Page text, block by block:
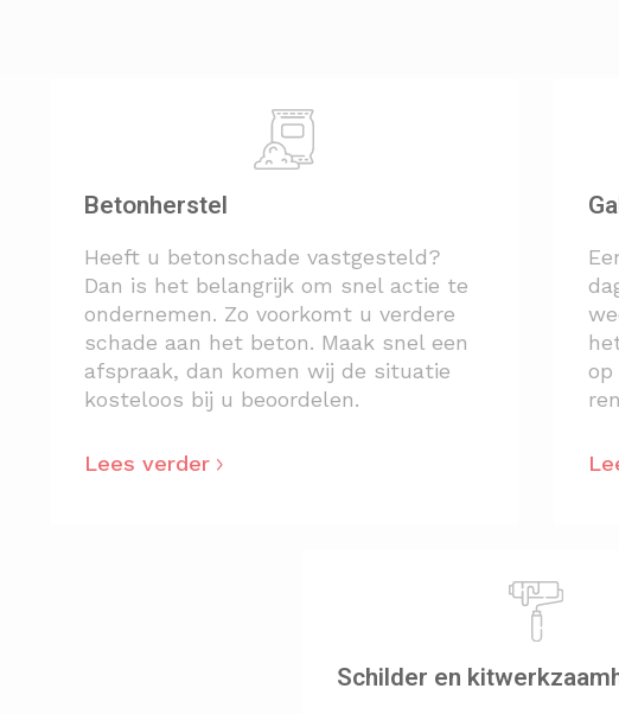
Betonherstel
Heeft u betonschade vastgesteld?
Dan is het belangrijk om snel actie te
ondernemen. Zo voorkomt u verdere
schade aan het beton. Maak snel een
afspraak, dan komen wij de situatie
kosteloos bij u beoordelen.
Lees verder
op
Schilder en